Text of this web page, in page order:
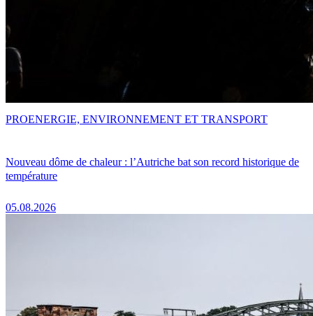
Nouveau dôme de chaleur : l’Autriche bat son record historique de
température
05.08.2026
PROENERGIE, ENVIRONNEMENT ET TRANSPORT